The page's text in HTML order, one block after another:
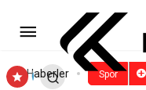
Haberler Spor
A Milli
YıldızlıYorum Yap